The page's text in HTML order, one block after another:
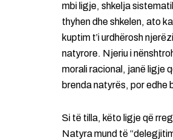
mbi ligje, shkelja
thyhen dhe shkelen, ato
kuptim t’i urdhërosh
natyrore. Njeriu i
morali racional, janë ligje
brenda natyrës, por edhe
Si të tilla, këto ligje që
Natyra mund të